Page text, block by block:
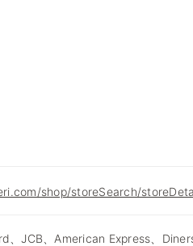
shop/storeSearch/
、JCB、American Express、